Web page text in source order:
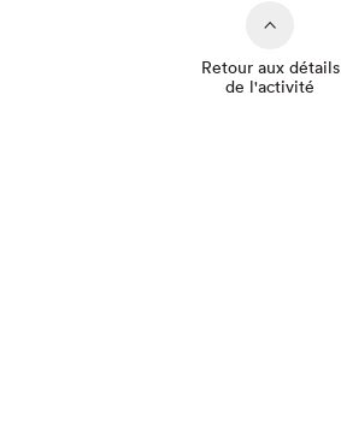
Retour aux détails
de l'activité